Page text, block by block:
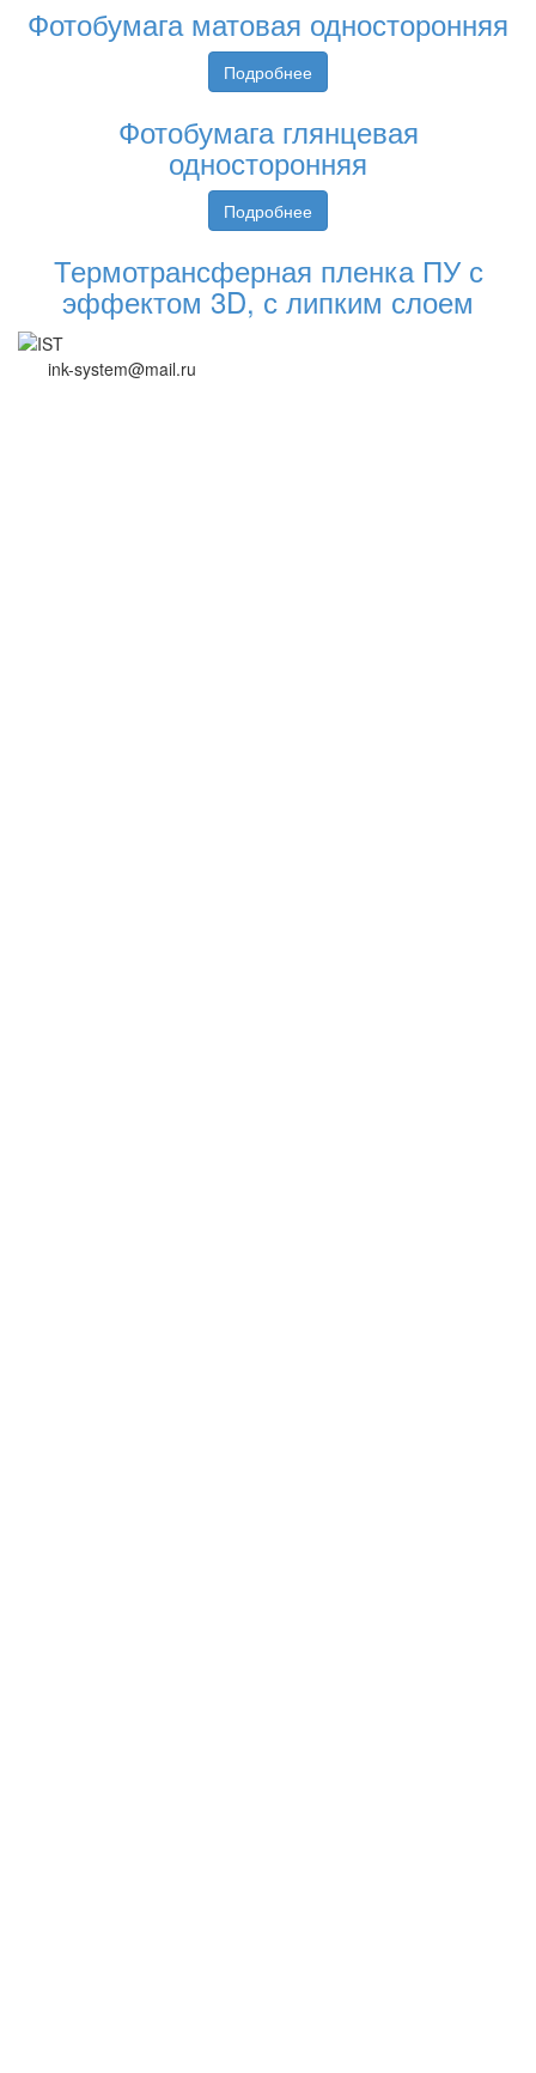
Фотобумага матовая односторонняя
Подробнее
Фотобумага глянцевая
односторонняя
Подробнее
Термотрансферная пленка ПУ с
эффектом 3D, с липким слоем
ink-system@mail.ru